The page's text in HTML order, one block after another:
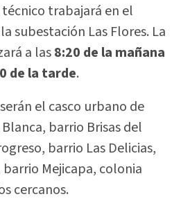
trabajará en el
subestación Las Flores. La
a las8:20 de la mañana
de la tarde.
el casco urbano de
barrio Brisas del
barrio Las Delicias,
Mejicapa, colonia
cercanos.